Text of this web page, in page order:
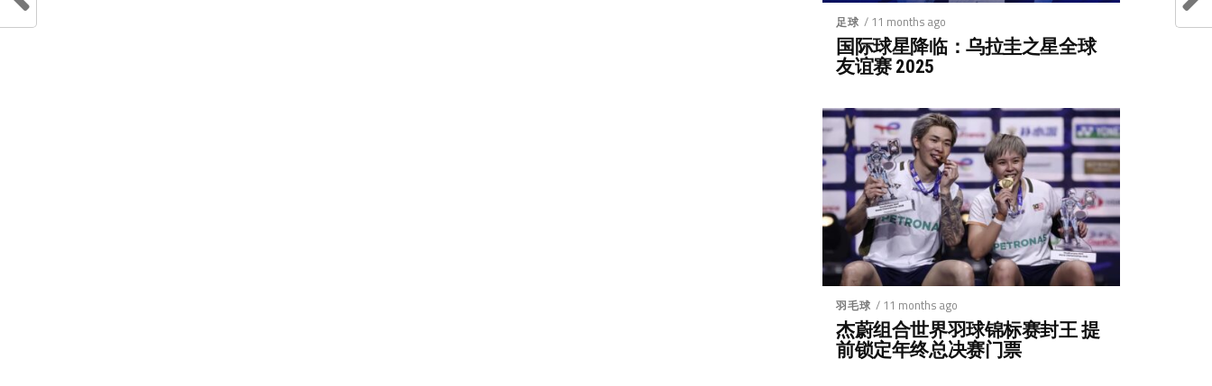
足球 / 11 months ago
国际球星降临：乌拉圭之星全球
友谊赛 2025
羽毛球 / 11 months ago
杰蔚组合世界羽球锦标赛封王 提
前锁定年终总决赛门票